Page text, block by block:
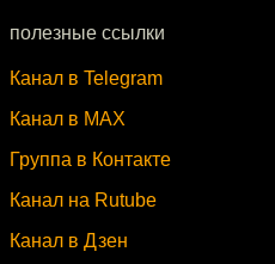
полезные ссылки
Канал в Telegram
Канал в MAX
Группа в Контакте
Канал на Rutube
Канал в Дзен